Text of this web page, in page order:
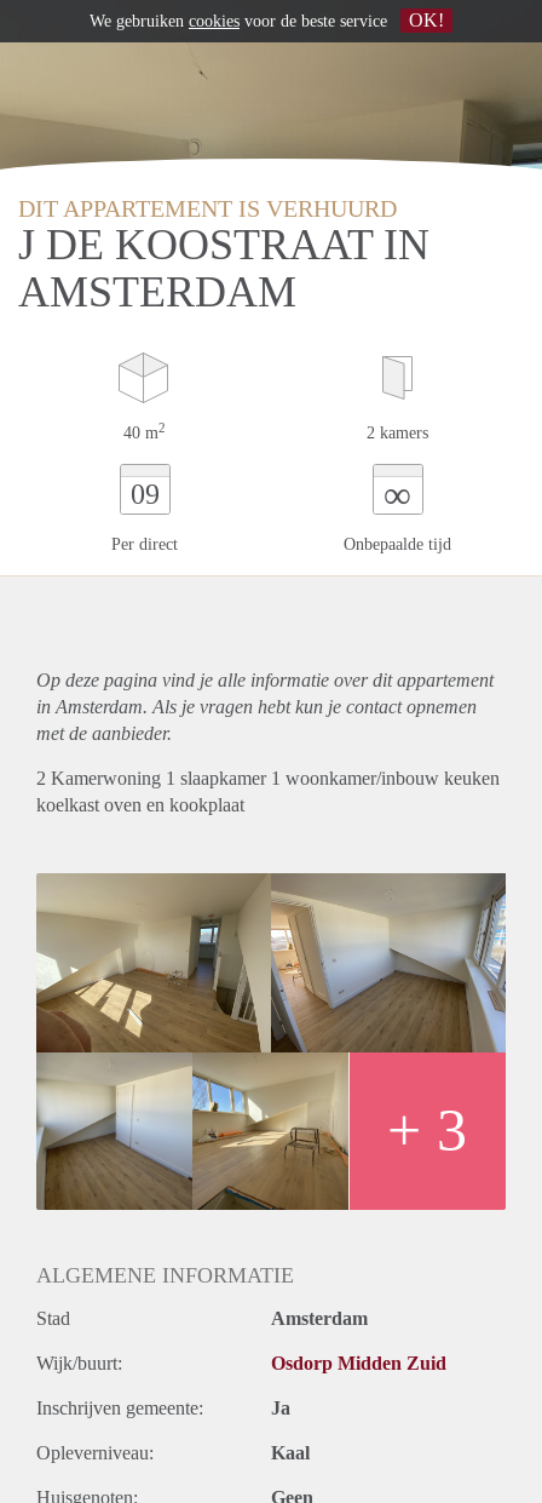
DIT APPARTEMENT IS VERHUURD
J DE KOOSTRAAT IN
AMSTERDAM
40 m2 2 kamers
09
Per direct
∞
Onbepaalde tijd
Op deze pagina vind je alle informatie over ditappartement
in Amsterdam. Als je vragen hebt kun je contact opnemen
met de aanbieder.
2 Kamerwoning 1 slaapkamer 1 woonkamer/inbouw keuken
koelkast oven en kookplaat
+ 3
ALGEMENE INFORMATIE
Stad Amsterdam
Wijk/buurt: Osdorp Midden Zuid
Inschrijven gemeente: Ja
Opleverniveau: Kaal
Huisgenoten: Geen
We gebruiken cookies voor de beste service OK!